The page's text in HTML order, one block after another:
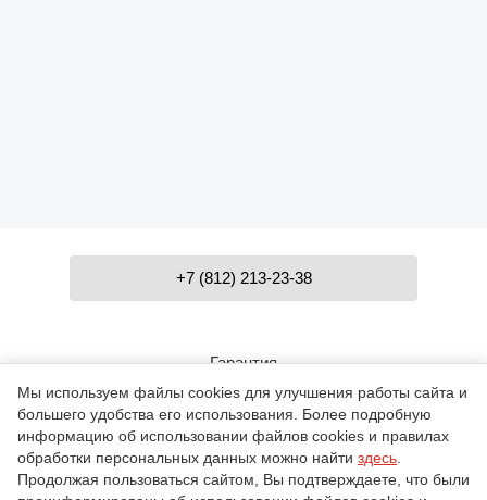
+7 (812) 213-23-38
Гарантия
Контакты
Мы используем файлы cookies для улучшения работы сайта и
большего удобства его использования. Более подробную
информацию об использовании файлов cookies и правилах
обработки персональных данных можно найти здесь
Продолжая пользоваться сайтом, Вы подтверждаете, что были